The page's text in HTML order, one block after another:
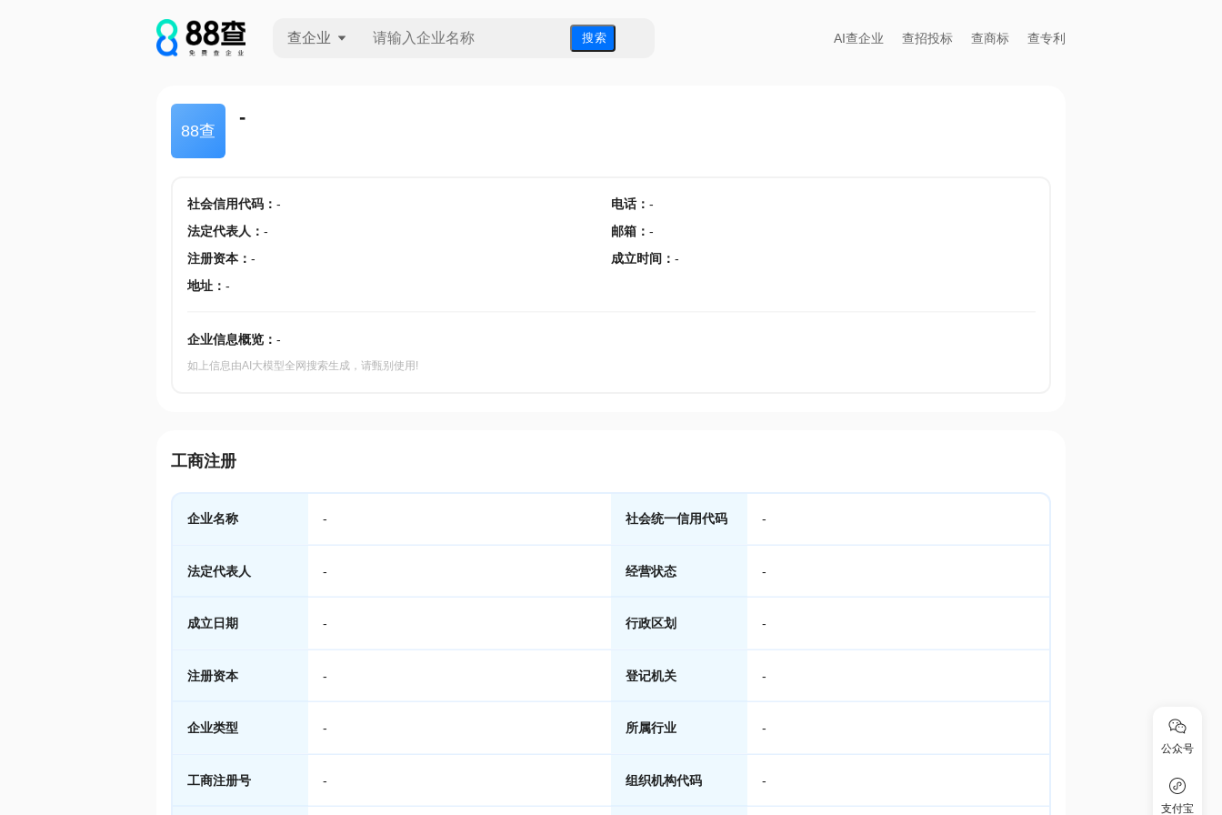
查企业 搜 索 AI查企业 查招投标 查商标 查专利
88查
-
社会信用代码： - 电话： -
法定代表人 ： - 邮箱 ： -
注册资本： - 成立时间 ： -
地址： -
企业信息概览： -
如上信息由AI大模型全网搜索生成，请甄别使用!
工商注册
企业名称 - 社会统一信用代码 -
法定代表人 - 经营状态 -
成立日期 - 行政区划 -
注册资本 - 登记机关 -
企业类型 - 所属行业 -
工商注册号 - 组织机构代码 -
公众号
支付宝